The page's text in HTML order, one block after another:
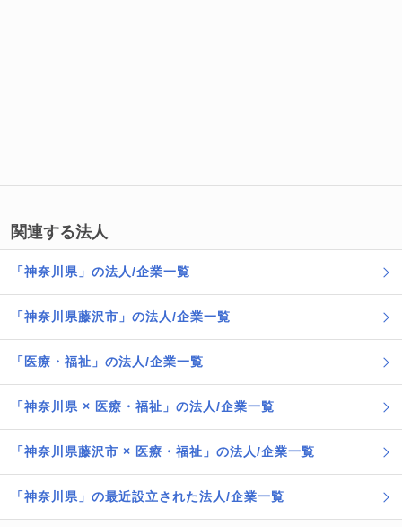
関連する法人
「神奈川県」の法人/企業一覧
「神奈川県藤沢市」の法人/企業一覧
「医療・福祉」の法人/企業一覧
「神奈川県 × 医療・福祉」の法人/企業一覧
「神奈川県藤沢市 × 医療・福祉」の法人/企業一覧
「神奈川県」の最近設立された法人/企業一覧